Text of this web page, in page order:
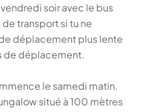
soir avec le bus
transport si tu ne
déplacement plus lente
de déplacement.
le samedi matin.
situé à 100 mètres